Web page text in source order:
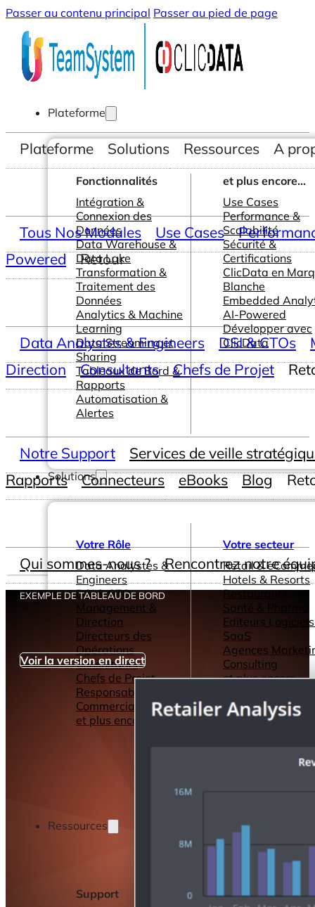
Passer au contenu principal Passer au pied de page
Plateforme
Fonctionnalités
Intégration &
Connexion des
Données
Data Warehouse &
Data Lake
Transformation &
Traitement des
Données
Analytics & Machine
Learning
Data Streaming et
Sharing
Tableaux de Bord &
Rapports
Automatisation &
Alertes
et plus encore...
Use Cases
Performance &
Scalabilité
Sécurité &
Certifications
ClicData en
Blanche
Embedded
AI-Powered
Développer avec
ClicData
Solutions
Votre Rôle
Data Analystes &
Engineers
DSI & CTOs
Management &
Direction
Directeurs des
Opérations
Consultants
Chefs de Projet
Responsables
Commerciaux
et plus encore...
Votre secteur
Retail &
Hotels & Resorts
Restaurants
Santé & Pharma
Editeurs
SaaS
Agences
Consulting
et plus encore...
Ressources
Support
Autres
Plateforme Solutions Ressources A
Tous Nos Modules Use Cases
Powered
Retour
Data Analystes & Engineers DSI & CTOs
Direction
Consultants Chefs de Projet
Notre Support
Services de veille
Rapports
Connecteurs eBooks Blog
Qui sommes-nous ? Rencontrez notre
EXEMPLE DE TABLEAU DE BORD
Voir la version en direct